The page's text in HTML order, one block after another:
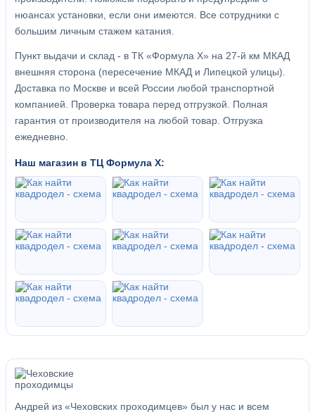
нюансах установки, если они имеются. Все сотрудники с
большим личным стажем катания.
Пункт выдачи и склад - в ТК «Формула X» на 27-й км МКАД
внешняя сторона (пересечение МКАД и Липецкой улицы).
Доставка по Москве и всей России любой транспортной
компанией. Проверка товара перед отгрузкой. Полная
гарантия от производителя на любой товар. Отгрузка
ежедневно.
Наш магазин в ТЦ Формула Х:
Андрей из «Чеховских проходимцев» был у нас и всем